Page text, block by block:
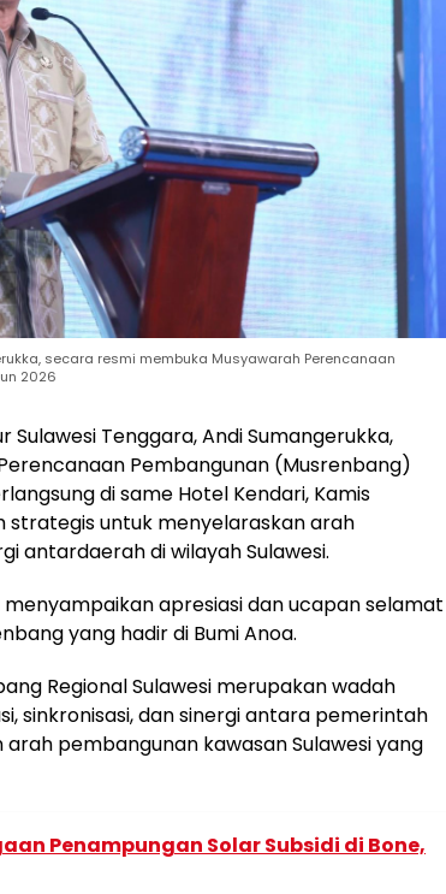
secara resmi membuka Musyawarah Perencanaan
2026
Sulawesi Tenggara, Andi Sumangerukka,
Pembangunan (Musrenbang)
di same Hotel Kendari, Kamis
strategis untuk menyelaraskan arah
antardaerah di wilayah Sulawesi.
apresiasi dan ucapan selamat
yang hadir di Bumi Anoa.
Regional Sulawesi merupakan wadah
sinkronisasi, dan sinergi antara pemerintah
pembangunan kawasan Sulawesi yang
Penampungan Solar Subsidi di Bone,